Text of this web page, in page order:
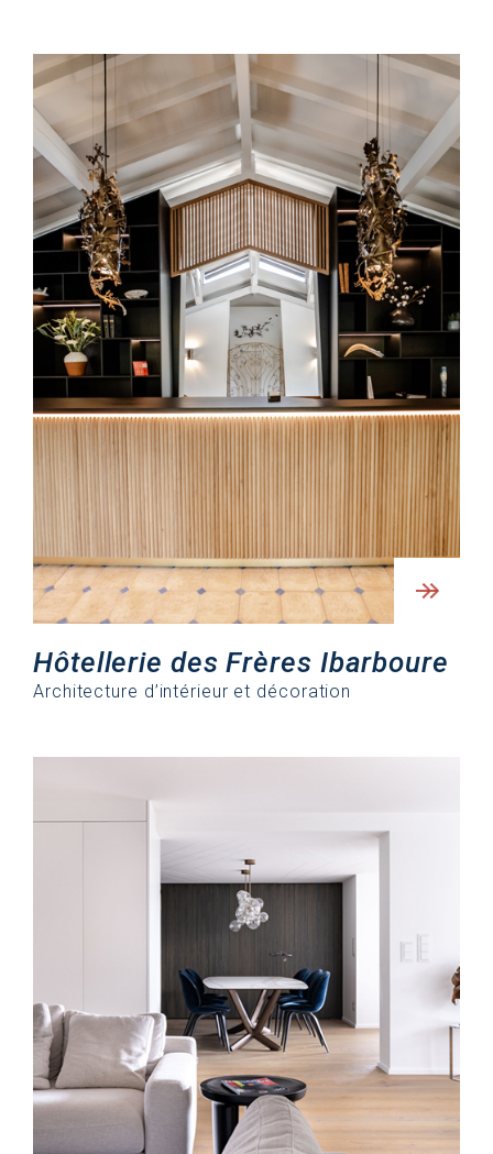
Hôtellerie des Frères Ibarboure
Architecture d’intérieur et décoration